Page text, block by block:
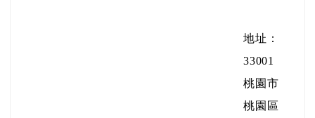
地址：
33001
桃園市
桃園區